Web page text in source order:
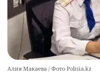
Алия Макаева / Фото Polisia.kz